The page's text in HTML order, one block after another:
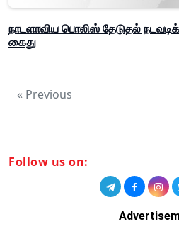
நாடளாவிய பொலிஸ் தேடுதல்
கைது
« Previous
Follow us on: